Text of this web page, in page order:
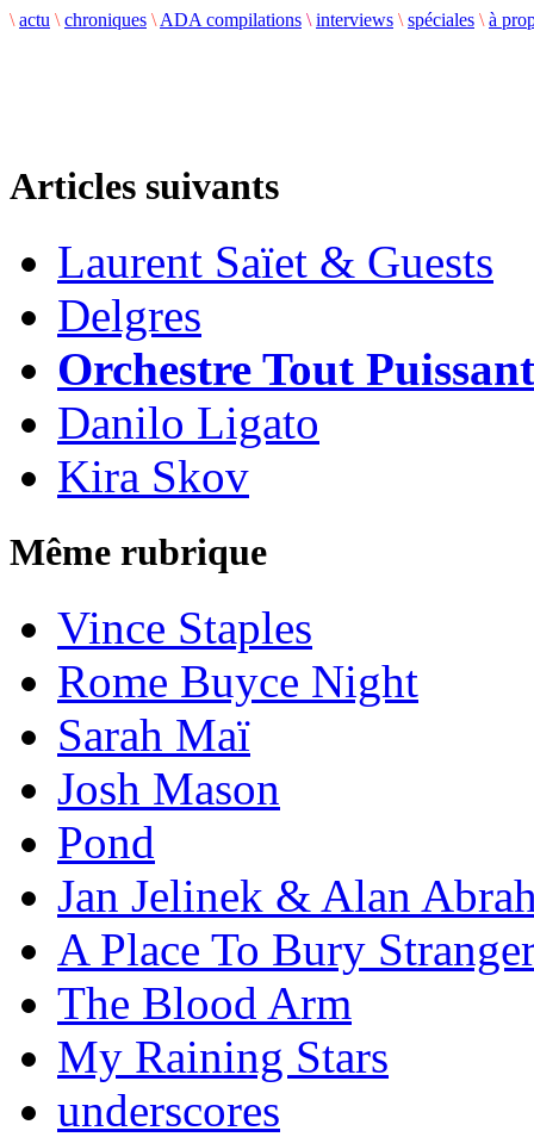
\ actu \ chroniques \ ADA compilations \ interviews \ spéciales \ à
Articles suivants
Laurent Saïet & Guests
Delgres
Orchestre Tout
Danilo Ligato
Kira Skov
Même rubrique
Vince Staples
Rome Buyce Night
Sarah Maï
Josh Mason
Pond
Jan Jelinek & Alan
A Place To Bury
The Blood Arm
My Raining Stars
underscores